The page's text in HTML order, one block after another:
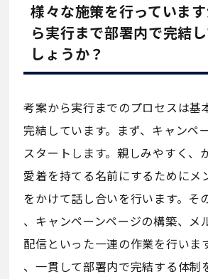
様々な施策を行っていま
ら実行まで部署内で完結
しょうか？
考案から実行までのプロセスは基
完結しています。まず、キャンペ
スタートします。親しみやすく、
愛着を持てる名前にするためにメ
をかけて話し合いを行います。そ
、キャンペーンページの構築、メ
配信といった一連の作業を行いま
、一貫して部署内で完結する体制